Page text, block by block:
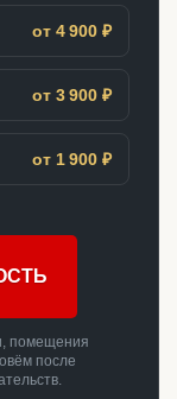
от 4 900 ₽
от 3 900 ₽
от 1 900 ₽
помещения
после